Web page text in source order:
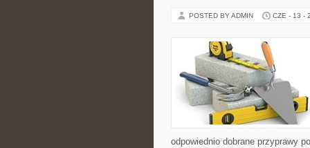
POSTED BY ADMIN CZE - 13 -
odpowiednio dobrane przyprawy